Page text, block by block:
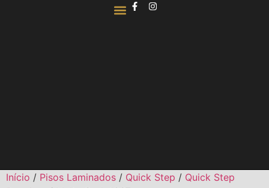
Início / Pisos Laminados / Quick Step / Quick Step